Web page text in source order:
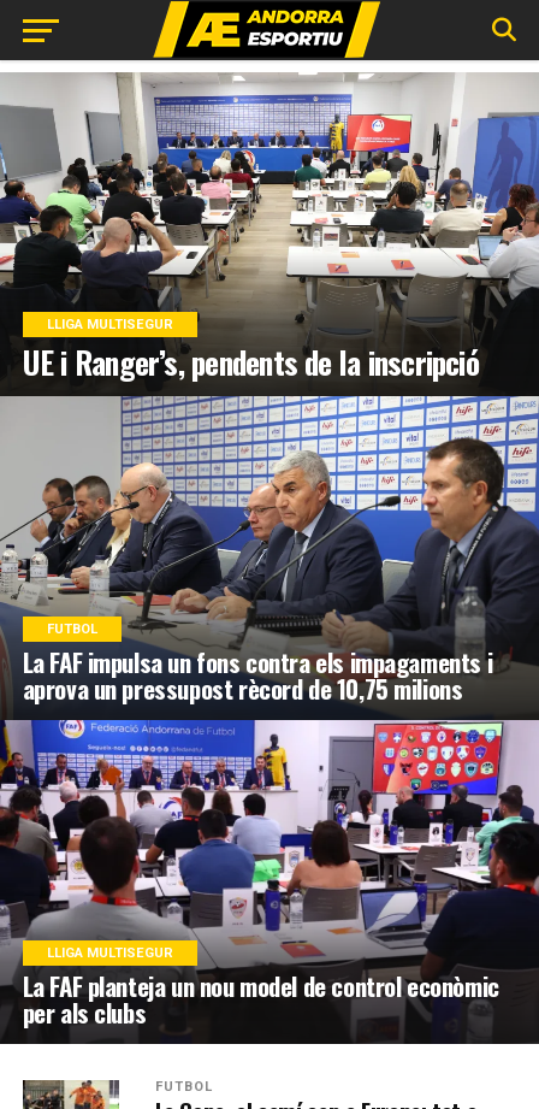
LLIGA MULTISEGUR
UE i Ranger’s, pendents de la inscripció
FUTBOL
La FAF impulsa un fons contra els impagaments i
aprova un pressupost rècord de 10,75 milions
LLIGA MULTISEGUR
La FAF planteja un nou model de control econòmic
per als clubs
FUTBOL